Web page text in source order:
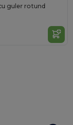
guler rotund